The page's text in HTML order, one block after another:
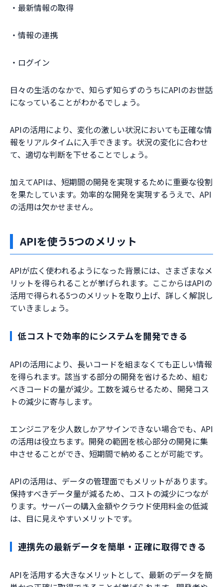
・最新情報の取得
・情報の連携
・ログイン
日々の生活のなかで、知らず知らずのうちにAPIのお世話
になっていることがわかるでしょう。
APIの活用により、変化の激しい状況においても正確な情
報をリアルタイムに入手できます。状況の変化に合わせ
て、適切な判断を下せることでしょう。
加えてAPIは、短期間の開発を実現するために重要な役割
を果たしています。効率的な開発を実現するうえで、API
の活用は欠かせません。
APIを使う5つのメリット
APIが広く使われるようになった背景には、さまざまなメ
リットを得られることが挙げられます。ここからはAPIの
活用で得られる5つのメリットを取り上げ、詳しく解説し
ていきましょう。
低コストで効率的にシステムを開発できる
APIの活用により、長いコードを組まなくても正しい情報
を得られます。該当する部分の開発を省けるため、組む
べきコードの量が減少。工数を減らせるため、開発コス
トの減少に寄与します。
エンジニアを少人数しかアサインできない場合でも、API
の活用は役立ちます。開発の範囲を核心部分の開発に集
中させることができ、短期間で納めることが可能です。
APIの活用は、データの管理面でもメリットがあります。
保持すべきデータ量が減るため、コストの減少につなが
ります。サーバーの購入金額やクラウド使用料金の低減
は、目に見えやすいメリットです。
連携先の最新データを簡単・正確に取得できる
APIを活用する大きなメリットとして、最新のデータを簡